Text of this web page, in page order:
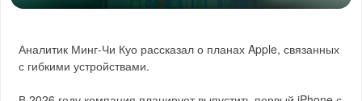
Аналитик Минг-Чи Куо рассказал о планах Apple, связанных
с гибкими устройствами.